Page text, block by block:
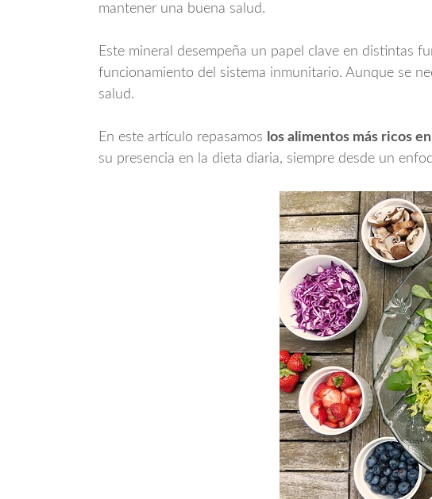
mantener una buena salud.
Este mineral desempeña un papel clave en distintas
funcionamiento del sistema inmunitario. Aunque se
salud.
En este artículo repasamos los alimentos más ricos
su presencia en la dieta diaria, siempre desde un